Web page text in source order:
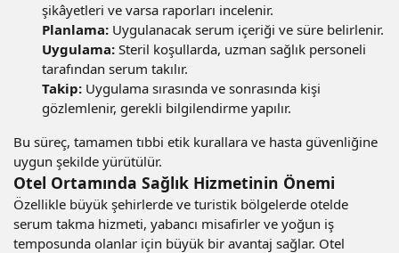
şikâyetleri ve varsa raporları incelenir.
Planlama: Uygulanacak serum içeriği ve süre belirlenir.
Uygulama: Steril koşullarda, uzman sağlık personeli
tarafından serum takılır.
Takip: Uygulama sırasında ve sonrasında kişi
gözlemlenir, gerekli bilgilendirme yapılır.
Bu süreç, tamamen tıbbi etik kurallara ve hasta güvenliğine
uygun şekilde yürütülür.
Otel Ortamında Sağlık Hizmetinin Önemi
Özellikle büyük şehirlerde ve turistik bölgelerde otelde
serum takma hizmeti, yabancı misafirler ve yoğun iş
temposunda olanlar için büyük bir avantaj sağlar. Otel